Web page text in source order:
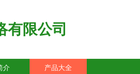
有限公司
介 产品大全